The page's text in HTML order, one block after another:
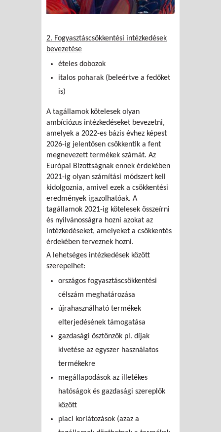
2. Fogyasztáscsökkentési intézkedések
bevezetése
ételes dobozok
italos poharak (beleértve a fedőket
is)
A tagállamok kötelesek olyan
ambíciózus intézkedéseket bevezetni,
amelyek a 2022-es bázis évhez képest
2026-ig jelentősen csökkentik a fent
megnevezett termékek számát. Az
Európai Bizottságnak ennek érdekében
2021-ig olyan számítási módszert kell
kidolgoznia, amivel ezek a csökkentési
eredmények igazolhatóak. A
tagállamok 2021-ig kötelesek összeírni
és nyilvánosságra hozni azokat az
intézkedéseket, amelyeket a csökkentés
érdekében terveznek hozni.
A lehetséges intézkedések között
szerepelhet:
országos fogyasztáscsökkentési
célszám meghatározása
újrahasználható termékek
elterjedésének támogatása
gazdasági ösztönzők pl. díjak
kivetése az egyszer használatos
termékekre
megállapodások az illetékes
hatóságok és gazdasági szereplők
között
piaci korlátozások (azaz a